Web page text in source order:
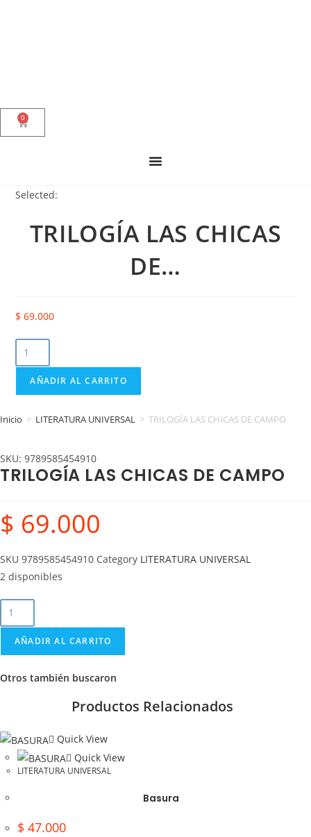
0
Selected:
TRILOGÍA LAS CHICAS
DE…
$ 69.000
AÑADIR AL CARRITO
Inicio > LITERATURA UNIVERSAL > TRILOGÍA LAS CHICAS DE CAMPO
SKU: 9789585454910
TRILOGÍA LAS CHICAS DE CAMPO
$ 69.000
SKU 9789585454910 Category LITERATURA UNIVERSAL
2 disponibles
AÑADIR AL CARRITO
Otros también buscaron
Productos Relacionados
Quick View
Quick View
LITERATURA UNIVERSAL
Basura
$ 47.000